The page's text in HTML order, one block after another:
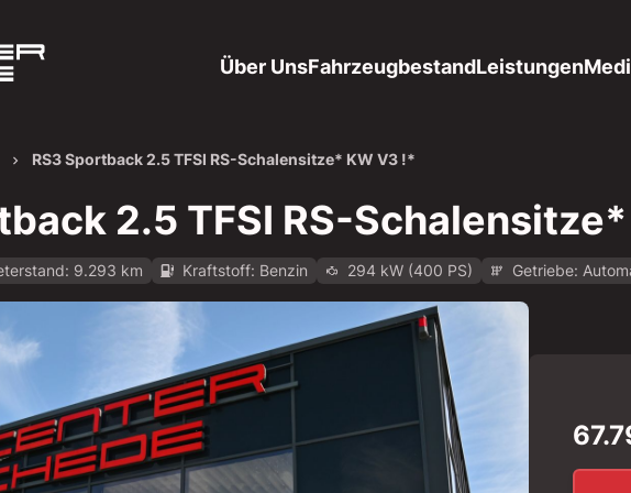
Über UnsFahrzeugbestandLeistungen
RS3 Sportback 2.5 TFSI RS-Schalensitze* KW V3 !*
2.5 TFSI RS-
9.293 km Kraftstoff: Benzin 294 kW (400 PS) Getriebe:
api/v1/mo-prod/images/0c/0c30d147-4577-43da-b9b5-